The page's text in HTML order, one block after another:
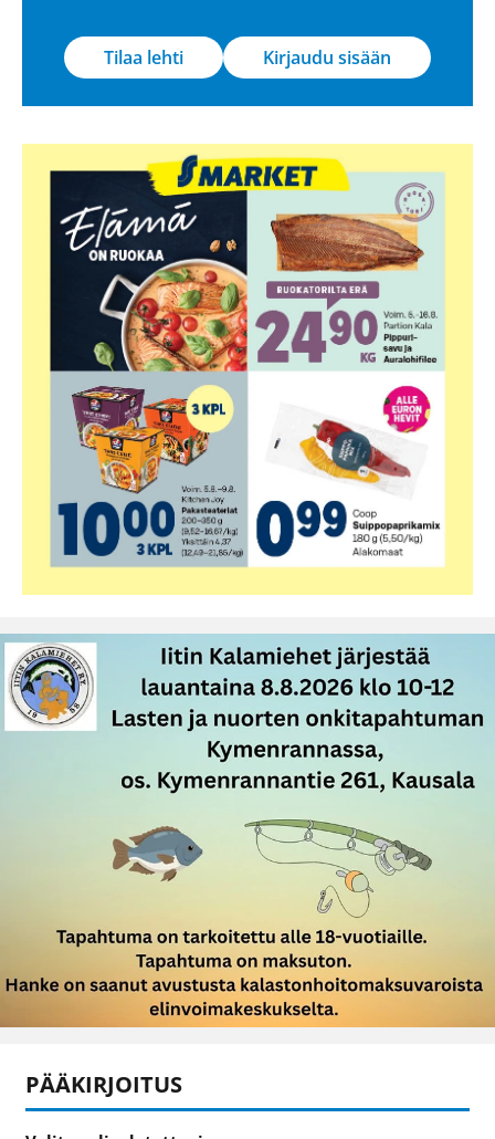
Tilaa lehti Kirjaudu sisään
PÄÄKIRJOITUS